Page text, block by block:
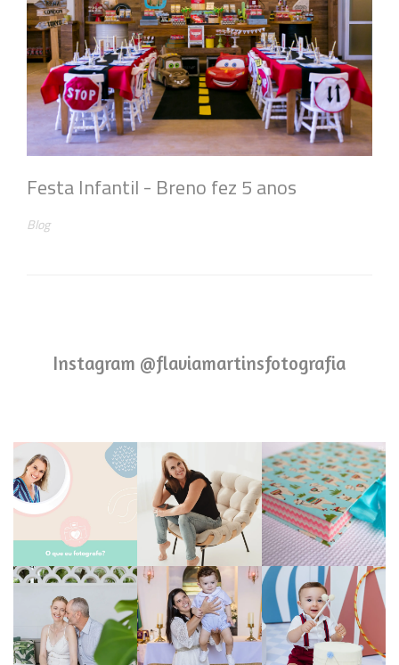
Festa Infantil - Breno fez 5 anos
Blog
Instagram @flaviamartinsfotografia